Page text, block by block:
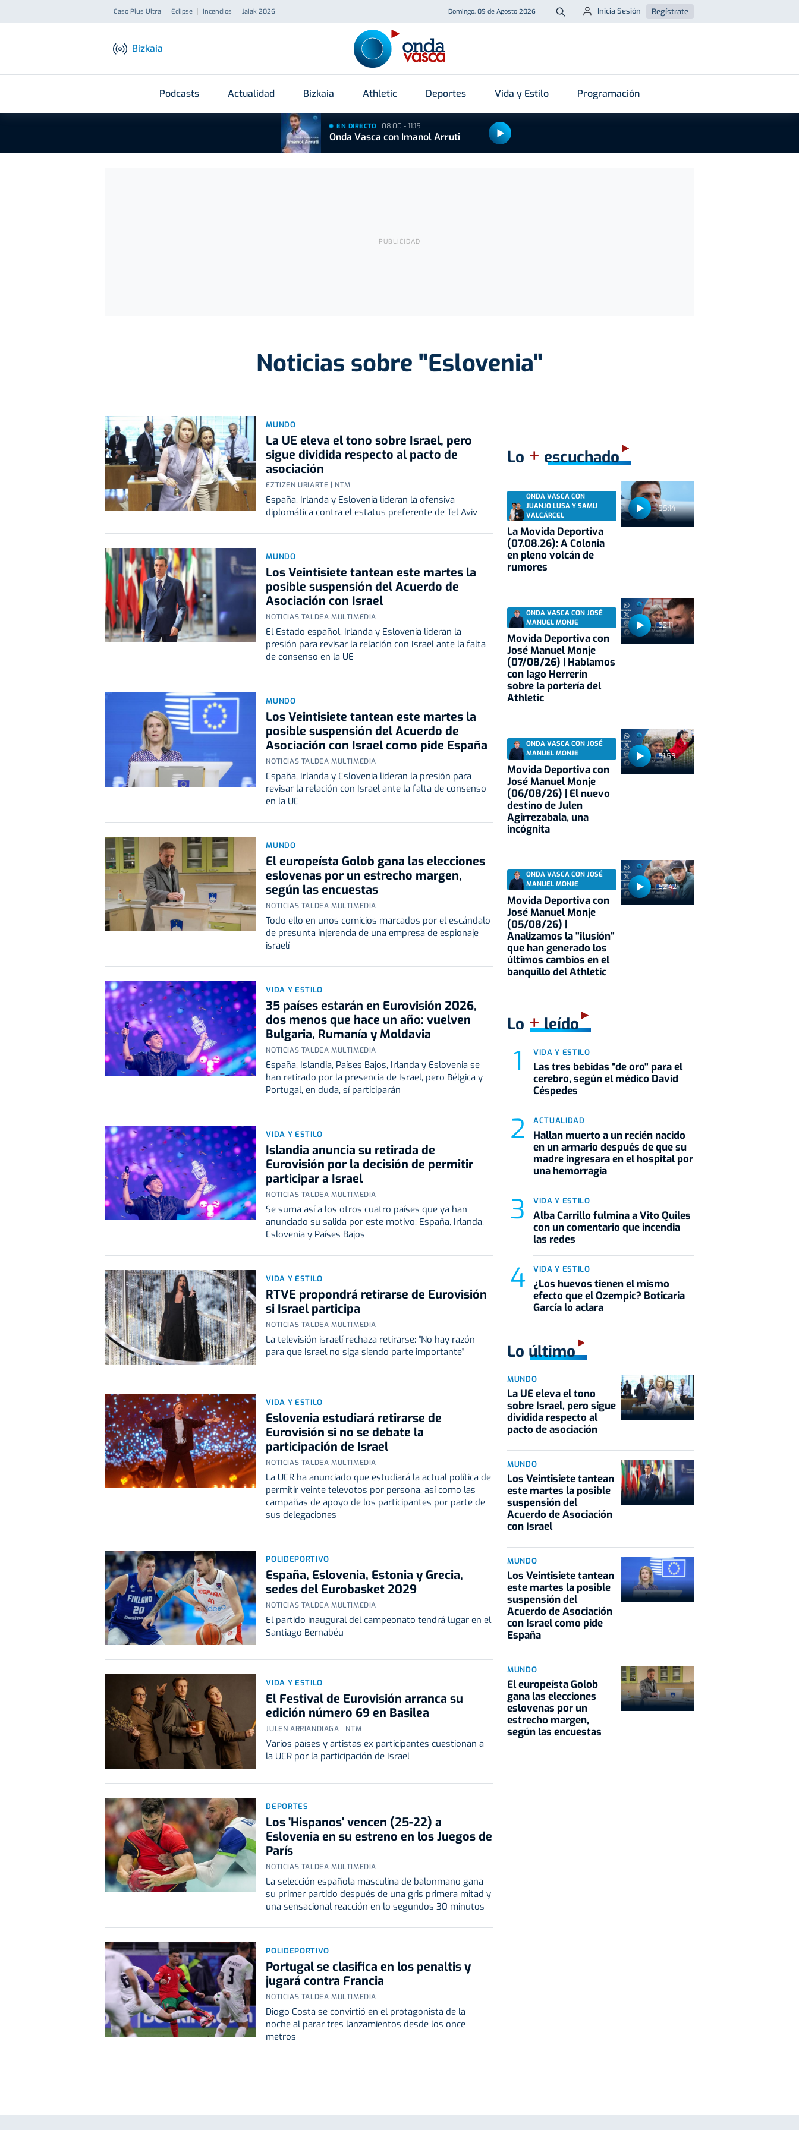
Caso Plus Ultra Eclipse Incendios Jaiak 2026 Domingo, 09 de Agosto 2026 Buscar
Inicia Sesión Regístrate
Bizkaia
Podcasts Actualidad Bizkaia Athletic Deportes Vida y Estilo Programación
EN DIRECTO 08:00 - 11:15
Onda Vasca con Imanol Arruti
Noticias sobre "Eslovenia"
MUNDO
La UE eleva el tono sobre Israel, pero
sigue dividida respecto al pacto de
asociación
EZTIZEN URIARTE | NTM
España, Irlanda y Eslovenia lideran la ofensiva
diplomática contra el estatus preferente de Tel Aviv
MUNDO
Los Veintisiete tantean este martes la
posible suspensión del Acuerdo de
Asociación con Israel
NOTICIAS TALDEA MULTIMEDIA
El Estado español, Irlanda y Eslovenia lideran la
presión para revisar la relación con Israel ante la falta
de consenso en la UE
MUNDO
Los Veintisiete tantean este martes la
posible suspensión del Acuerdo de
Asociación con Israel como pide España
NOTICIAS TALDEA MULTIMEDIA
España, Irlanda y Eslovenia lideran la presión para
revisar la relación con Israel ante la falta de consenso
en la UE
MUNDO
El europeísta Golob gana las elecciones
eslovenas por un estrecho margen,
según las encuestas
NOTICIAS TALDEA MULTIMEDIA
Todo ello en unos comicios marcados por el escándalo
de presunta injerencia de una empresa de espionaje
israelí
VIDA Y ESTILO
35 países estarán en Eurovisión 2026,
dos menos que hace un año: vuelven
Bulgaria, Rumanía y Moldavia
NOTICIAS TALDEA MULTIMEDIA
España, Islandia, Países Bajos, Irlanda y Eslovenia se
han retirado por la presencia de Israel, pero Bélgica y
Portugal, en duda, sí participarán
VIDA Y ESTILO
Islandia anuncia su retirada de
Eurovisión por la decisión de permitir
participar a Israel
NOTICIAS TALDEA MULTIMEDIA
Se suma así a los otros cuatro países que ya han
anunciado su salida por este motivo: España, Irlanda,
Eslovenia y Países Bajos
VIDA Y ESTILO
RTVE propondrá retirarse de Eurovisión
si Israel participa
NOTICIAS TALDEA MULTIMEDIA
La televisión israelí rechaza retirarse: "No hay razón
para que Israel no siga siendo parte importante"
VIDA Y ESTILO
Eslovenia estudiará retirarse de
Eurovisión si no se debate la
participación de Israel
NOTICIAS TALDEA MULTIMEDIA
La UER ha anunciado que estudiará la actual política de
permitir veinte televotos por persona, así como las
campañas de apoyo de los participantes por parte de
sus delegaciones
POLIDEPORTIVO
España, Eslovenia, Estonia y Grecia,
sedes del Eurobasket 2029
NOTICIAS TALDEA MULTIMEDIA
El partido inaugural del campeonato tendrá lugar en el
Santiago Bernabéu
VIDA Y ESTILO
El Festival de Eurovisión arranca su
edición número 69 en Basilea
JULEN ARRIANDIAGA | NTM
Varios países y artistas ex participantes cuestionan a
la UER por la participación de Israel
DEPORTES
Los 'Hispanos' vencen (25-22) a
Eslovenia en su estreno en los Juegos de
París
NOTICIAS TALDEA MULTIMEDIA
La selección española masculina de balonmano gana
su primer partido después de una gris primera mitad y
una sensacional reacción en lo segundos 30 minutos
POLIDEPORTIVO
Portugal se clasifica en los penaltis y
jugará contra Francia
NOTICIAS TALDEA MULTIMEDIA
Diogo Costa se convirtió en el protagonista de la
noche al parar tres lanzamientos desde los once
metros
Lo + escuchado
55:14
ONDA VASCA CON
JUANJO LUSA Y SAMU
VALCÁRCEL
La Movida Deportiva
(07.08.26): A Colonia
en pleno volcán de
rumores
52:11
ONDA VASCA CON JOSÉ
MANUEL MONJE
Movida Deportiva con
José Manuel Monje
(07/08/26) | Hablamos
con Iago Herrerín
sobre la portería del
Athletic
51:59
ONDA VASCA CON JOSÉ
MANUEL MONJE
Movida Deportiva con
José Manuel Monje
(06/08/26) | El nuevo
destino de Julen
Agirrezabala, una
incógnita
52:42
ONDA VASCA CON JOSÉ
MANUEL MONJE
Movida Deportiva con
José Manuel Monje
(05/08/26) |
Analizamos la "ilusión"
que han generado los
últimos cambios en el
banquillo del Athletic
Lo +leído
VIDA Y ESTILO
Las tres bebidas "de oro" para el
cerebro, según el médico David
Céspedes
ACTUALIDAD
Hallan muerto a un recién nacido
en un armario después de que su
madre ingresara en el hospital por
una hemorragia
VIDA Y ESTILO
Alba Carrillo fulmina a Vito Quiles
con un comentario que incendia
las redes
VIDA Y ESTILO
¿Los huevos tienen el mismo
efecto que el Ozempic? Boticaria
García lo aclara
Lo último
MUNDO
La UE eleva el tono
sobre Israel, pero sigue
dividida respecto al
pacto de asociación
MUNDO
Los Veintisiete tantean
este martes la posible
suspensión del
Acuerdo de Asociación
con Israel
MUNDO
Los Veintisiete tantean
este martes la posible
suspensión del
Acuerdo de Asociación
con Israel como pide
España
MUNDO
El europeísta Golob
gana las elecciones
eslovenas por un
estrecho margen,
según las encuestas